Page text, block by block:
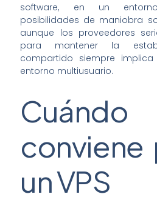
software, en un
posibilidades de maniobra
aunque los proveedores
para mantener la
compartido siempre
entorno multiusuario.
Cuándo
conviene
un VPS